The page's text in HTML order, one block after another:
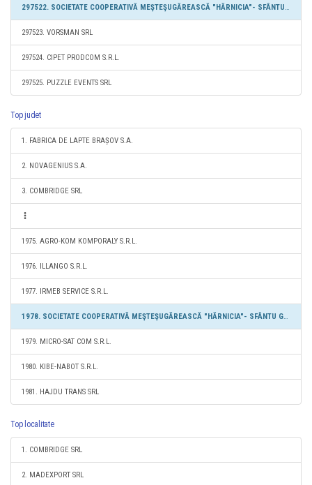
297522. SOCIETATE COOPERATIVĂ MEŞTEŞUGĂREASCĂ "HĂRNICIA"- SFÂNTU GHEORGHE
297523. VORSMAN SRL
297524. CIPET PRODCOM S.R.L.
297525. PUZZLE EVENTS SRL
Top judet
1. FABRICA DE LAPTE BRAȘOV S.A.
2. NOVAGENIUS S.A.
3. COMBRIDGE SRL
1975. AGRO-KOM KOMPORALY S.R.L.
1976. ILLANGO S.R.L.
1977. IRMEB SERVICE S.R.L.
1978. SOCIETATE COOPERATIVĂ MEŞTEŞUGĂREASCĂ "HĂRNICIA"- SFÂNTU GHEORGHE
1979. MICRO-SAT COM S.R.L.
1980. KIBE-NABOT S.R.L.
1981. HAJDU TRANS SRL
Top localitate
1. COMBRIDGE SRL
2. MADEXPORT SRL